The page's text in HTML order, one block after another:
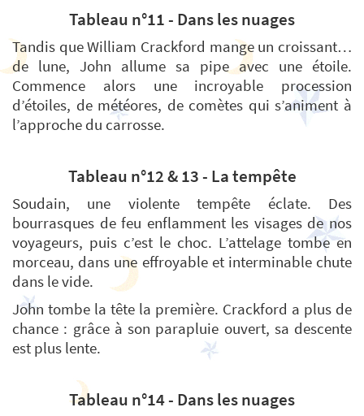
Tableau n°11 - Dans les nuages
Tandis que William Crackford mange un croissant…
de lune, John allume sa pipe avec une étoile.
Commence alors une incroyable procession
d’étoiles, de météores, de comètes qui s’animent à
l’approche du carrosse.
Tableau n°12 & 13 - La tempête
Soudain, une violente tempête éclate. Des
bourrasques de feu enflamment les visages de nos
voyageurs, puis c’est le choc. L’attelage tombe en
morceau, dans une effroyable et interminable chute
dans le vide.
John tombe la tête la première. Crackford a plus de
chance : grâce à son parapluie ouvert, sa descente
est plus lente.
Tableau n°14 - Dans les nuages